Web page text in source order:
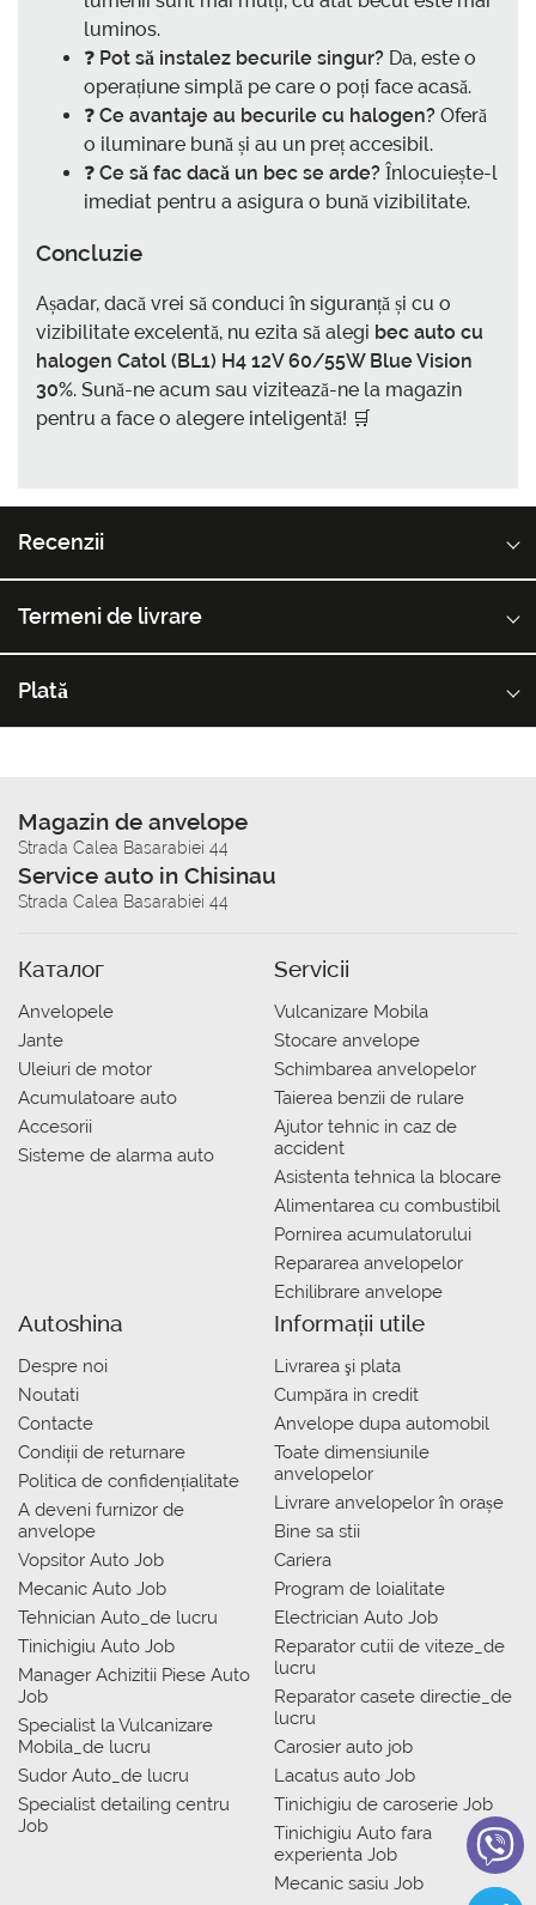
luminos.
❓ Pot să instalez becurile singur? Da, este o
operațiune simplă pe care o poți face acasă.
❓ Ce avantaje au becurile cu halogen? Oferă
o iluminare bună și au un preț accesibil.
❓ Ce să fac dacă un bec se arde? Înlocuiește-l
imediat pentru a asigura o bună vizibilitate.
Concluzie
Așadar, dacă vrei să conduci în siguranță și cu o
vizibilitate excelentă, nu ezita să alegi bec auto cu
halogen Catol (BL1) H4 12V 60/55W Blue Vision
30%. Sună-ne acum sau vizitează-ne la magazin
pentru a face o alegere inteligentă! 🛒
Recenzii
Termeni de livrare
Plată
Magazin de anvelope
Strada Calea Basarabiei 44
Service auto in Chisinau
Strada Calea Basarabiei 44
Каталог
Anvelopele
Jante
Uleiuri de motor
Acumulatoare auto
Accesorii
Sisteme de alarma auto
Servicii
Vulcanizare Mobila
Stocare anvelope
Schimbarea anvelopelor
Taierea benzii de rulare
Ajutor tehnic in caz de
accident
Asistenta tehnica la blocare
Alimentarea cu combustibil
Pornirea acumulatorului
Repararea anvelopelor
Echilibrare anvelope
Autoshina
Despre noi
Noutati
Contacte
Condiții de returnare
Politica de confidențialitate
A deveni furnizor de
anvelope
Vopsitor Auto Job
Mecanic Auto Job
Tehnician Auto_de lucru
Tinichigiu Auto Job
Manager Achizitii Piese Auto
Job
Specialist la Vulcanizare
Mobila_de lucru
Sudor Auto_de lucru
Specialist detailing centru
Job
Informații utile
Livrarea şi plata
Сumpăra in credit
Anvelope dupa automobil
Toate dimensiunile
anvelopelor
Livrare anvelopelor în orașe
Bine sa stii
Cariera
Program de loialitate
Electrician Auto Job
Reparator cutii de viteze_de
lucru
Reparator casete directie_de
lucru
Carosier auto job
Lacatus auto Job
Tinichigiu de caroserie Job
Tinichigiu Auto fara
experienta Job
Mecanic sasiu Job